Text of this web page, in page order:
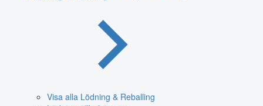
Visa alla Lödning & Reballing